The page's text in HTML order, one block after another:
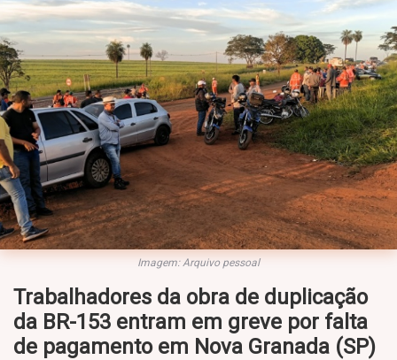
Imagem: Arquivo pessoal
Trabalhadores da obra de duplicação
da BR-153 entram em greve por falta
de pagamento em Nova Granada (SP)